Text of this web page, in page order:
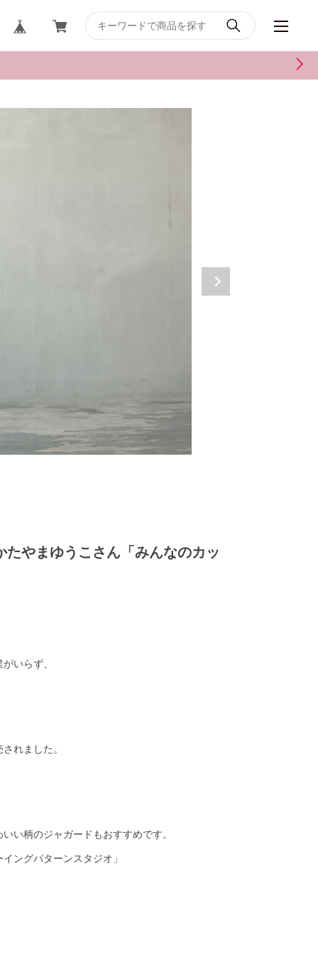
やまゆうこさん「みんなのカッ
いらず、
れました。
い柄のジャガードもおすすめです。
ングパターンスタジオ」